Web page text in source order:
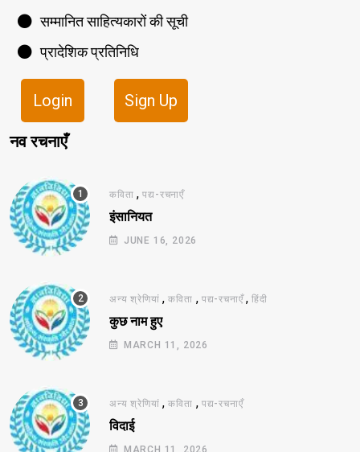
सम्मानित साहित्यकारों की सूची
प्रादेशिक प्रतिनिधि
Login Sign Up
नव रचनाएँ
कविता ,पद्य-रचनाएँ
इंसानियत
JUNE 16, 2026
अन्य श्रेणियां ,कविता , पद्य-रचनाएँ,हिंदी
कुछ नाम हुए
MARCH 11, 2026
अन्य श्रेणियां ,कविता , पद्य-रचनाएँ
विदाई
MARCH 11, 2026